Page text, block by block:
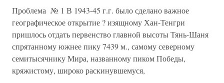
Проблема № 1 В 1943-45 г.г. было сделано важное
географическое открытие ? изящному Хан-Тенгри
пришлось отдать первенство главной высоты Тянь-Шаня
спрятанному южнее пику 7439 м., самому северному
семитысячнику Мира, названному пиком Победы,
кряжистому, широко раскинувшемуся,